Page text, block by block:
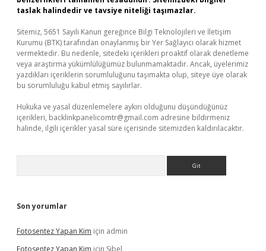
taslak halindedir ve tavsiye niteliği taşımazlar.
Sitemiz, 5651 Sayılı Kanun gereğince Bilgi Teknolojileri ve İletişim
Kurumu (BTK) tarafından onaylanmış bir Yer Sağlayıcı olarak hizmet
vermektedir. Bu nedenle, sitedeki içerikleri proaktif olarak denetleme
veya araştırma yükümlülüğümüz bulunmamaktadır. Ancak, üyelerimiz
yazdıkları içeriklerin sorumluluğunu taşımakta olup, siteye üye olarak
bu sorumluluğu kabul etmiş sayılırlar.
Hukuka ve yasal düzenlemelere aykırı olduğunu düşündüğünüz
içerikleri, backlinkpanelicomtr@gmail.com adresine bildirmeniz
halinde, ilgili içerikler yasal süre içerisinde sitemizden kaldırılacaktır.
Son yorumlar
Fotosentez Yapan Kim için admin
Fotosentez Yapan Kim için Sibel